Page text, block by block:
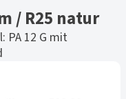
/ R25 natur
PA 12 G mit